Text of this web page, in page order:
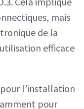
mais
de la
efficace
l’installation
pour